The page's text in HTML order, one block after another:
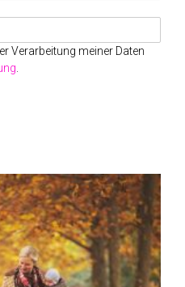
Verarbeitung meiner Daten